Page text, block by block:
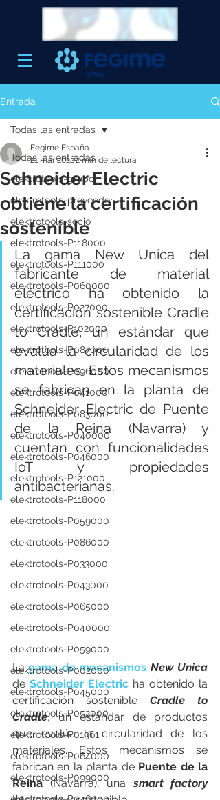
Entrada
Todas las entradas
elektrotools-grupo
elektrotools-proveedor
elektrotools-socio
elektrotools-P118000
elektrotools-P111000
elektrotools-P060000
elektrotools-P027000
elektrotools-P102000
elektrotools-P087000
elektrotools-P096000
elektrotools-P041000
elektrotools-P083000
elektrotools-P040000
elektrotools-P046000
elektrotools-P121000
elektrotools-P118000
elektrotools-P059000
elektrotools-P086000
elektrotools-P033000
elektrotools-P043000
elektrotools-P065000
elektrotools-P040000
elektrotools-P059000
elektrotools-P002000
elektrotools-P045000
elektrotools-P052000
elektrotools-P01961
elektrotools-P064000
elektrotools-P099000
Todas las entradas
Schneider Electric
obtiene la certificación
sostenible
Fegime España
21 mar 20222 min de lectura
La gama New Unica del
fabricante de material
eléctrico ha obtenido la
certificación sostenible Cradle
to Cradle, un estándar que
evalúa la circularidad de los
materiales. Estos mecanismos
se fabrican en la planta de
Schneider Electric de Puente
de la Reina (Navarra) y
cuentan con funcionalidades
IoT y propiedades
antibacterianas.
La gama de mecanismos New Unica
de Schneider Electric ha obtenido la
certificación sostenible Cradle to
Cradle, un estándar de productos
que evalúa la circularidad de los
materiales. Estos mecanismos se
fabrican en la planta de Puente de la
Reina (Navarra), una smart factory